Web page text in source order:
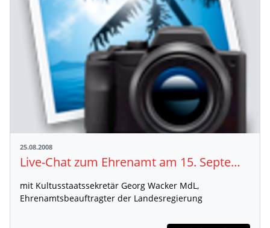
25.08.2008
Live-Chat zum Ehrenamt am 15. September 2008
mit Kultusstaatssekretär Georg Wacker MdL,
Ehrenamtsbeauftragter der Landesregierung